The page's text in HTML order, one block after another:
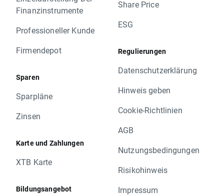
Finanzinstrumente
Professioneller Kunde
Firmendepot
Sparen
Sparpläne
Zinsen
Karte und Zahlungen
XTB Karte
Bildungsangebot
Share Price
ESG
Regulierungen
Datenschutzerklärung
Hinweis geben
Cookie-Richtlinien
AGB
Nutzungsbedingungen
Risikohinweis
Impressum